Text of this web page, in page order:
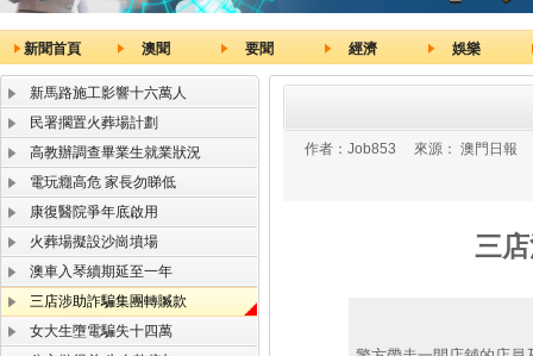
新聞首頁 澳聞 要聞 經濟 娛樂
新馬路施工影響十六萬人
民署擱置火葬場計劃
高教辦調查畢業生就業狀況
電玩癮高危 家長勿睇低
康復醫院爭年底啟用
火葬場擬設沙崗墳場
澳車入琴續期延至一年
三店涉助詐騙集團轉贓款
女大生墮電騙失十四萬
作者： Job853 來源： 澳門日報
三